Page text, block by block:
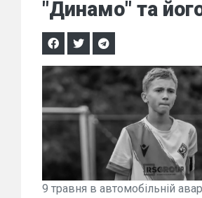
"Динамо" та
9 травня в автомобільній